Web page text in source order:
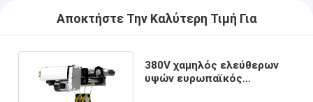
Αποκτήστε Την Καλύτερη Τιμή Για
380V χαμηλός ελεύθερων
υψών ευρωπαϊκός